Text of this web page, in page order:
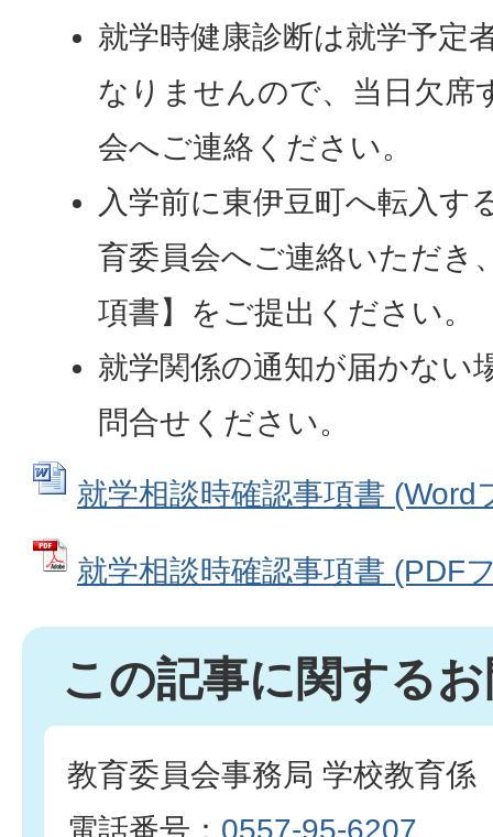
就学時健康診断は就学予定
なりませんので、当日欠席
会へご連絡ください。
入学前に東伊豆町へ転入す
育委員会へご連絡いただき
項書】をご提出ください。
就学関係の通知が届かない
問合せください。
就学相談時確認事項書
就学相談時確認事項書 (PDF
この記事に関する
教育委員会事務局 学校教育係
電話番号： 0557-95-6207